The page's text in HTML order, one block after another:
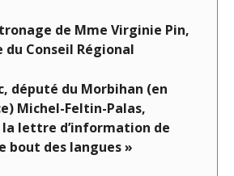
de Mme Virginie Pin,
du Conseil Régional
député du Morbihan (en
Michel-Feltin-Palas,
la lettre d’information de
bout des langues »